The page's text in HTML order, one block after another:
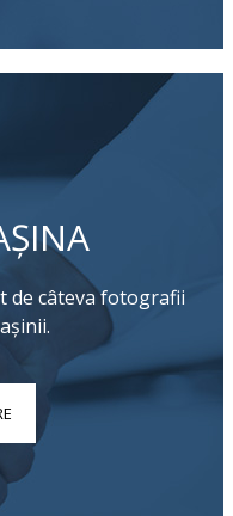
de câteva fotografii